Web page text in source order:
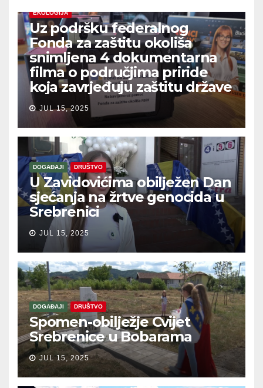
EKOLOGIJA
Uz podršku federalnog
Fonda za zaštitu okoliša
snimljena 4 dokumentarna
filma o područjima priride
koja zavrjeđuju zaštitu države
JUL 15, 2025
DOGAĐAJI DRUŠTVO
U Zavidovićima obilježen Dan
sjećanja na žrtve genocida u
Srebrenici
JUL 15, 2025
DOGAĐAJI DRUŠTVO
Spomen-obilježje Cvijet
Srebrenice u Bobarama
JUL 15, 2025